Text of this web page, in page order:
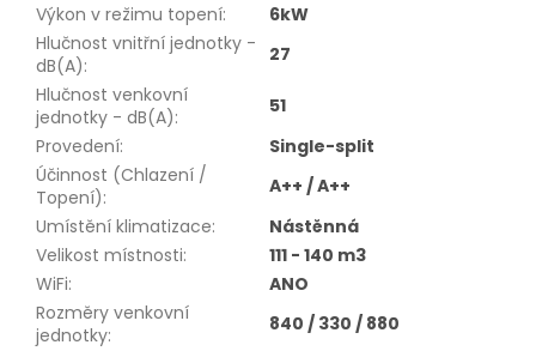
Výkon v režimu topení:
6kW
Hlučnost vnitřní jednotky -
dB(A):
27
Hlučnost venkovní
jednotky - dB(A):
51
Provedení:
Single-split
Účinnost (Chlazení /
Topení):
A++ / A++
Umístění klimatizace:
Nástěnná
Velikost místnosti:
111 - 140 m3
WiFi:
ANO
Rozměry venkovní
jednotky: 840 / 330 / 880